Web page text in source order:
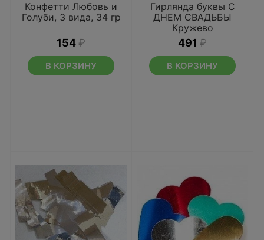
Конфетти Любовь и
Голуби, 3 вида, 34 гр
154 ₽
В КОРЗИНУ
Гирлянда буквы С
ДНЕМ СВАДЬБЫ
Кружево
491 ₽
В КОРЗИНУ